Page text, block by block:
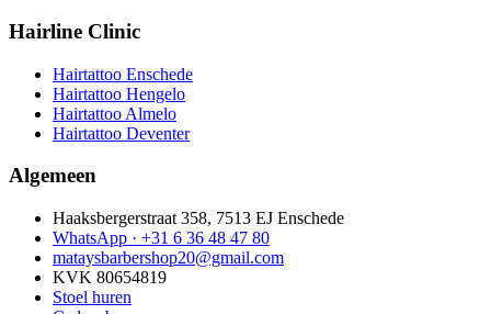
Hairline Clinic
Hairtattoo Enschede
Hairtattoo Hengelo
Hairtattoo Almelo
Hairtattoo Deventer
Algemeen
Haaksbergerstraat 358, 7513 EJ Enschede
WhatsApp · +31 6 36 48 47 80
mataysbarbershop20@gmail.com
KVK 80654819
Stoel huren